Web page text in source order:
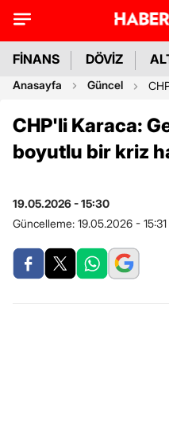
FİNANS DÖVİZ
Anasayfa Güncel
CHP'li Karaca:
boyutlu bir kriz
19.05.2026 - 15:30
Güncelleme: 19.05.2026 - 15:31